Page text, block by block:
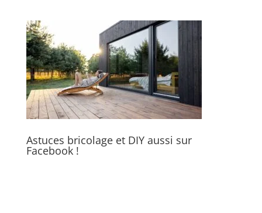
Astuces bricolage et DIY aussi sur
Facebook !